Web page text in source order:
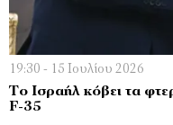
19:30 - 15 Ιουλίου 2026
Το Ισραήλ κόβει τα
F-35